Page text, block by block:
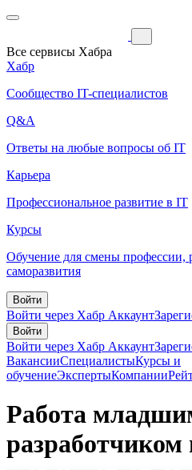
Все сервисы Хабра
Хабр
Сообщество IT-специалистов
Q&A
Ответы на любые вопросы об IT
Карьера
Профессиональное развитие в IT
Курсы
Обучение для смены профессии,
саморазвития
Войти
Войти через Хабр Аккаунт
Войти
Войти через Хабр Аккаунт
ВакансииСпециалистыКурсы и
обучениеЭкспертыКомпании
Работа